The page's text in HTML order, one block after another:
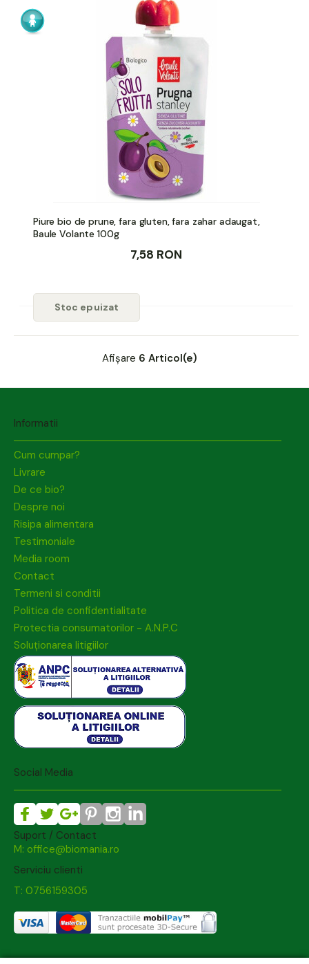
Piure bio de prune, fara gluten, fara zahar adaugat,
Baule Volante 100g
7,58 RON
Stoc epuizat
Afișare 6 Articol(e)
Informatii
Cum cumpar?
Livrare
De ce bio?
Despre noi
Risipa alimentara
Testimoniale
Media room
Contact
Termeni si conditii
Politica de confidentialitate
Protectia consumatorilor - A.N.P.C
Soluționarea litigiilor
Social Media
Suport / Contact
M: office@biomania.ro
Serviciu clienti
T: 0756159305